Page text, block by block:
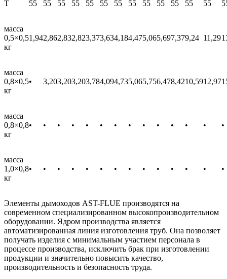
T 55 55 55 55 55 55 55 55 55 55 55 55 55
масса
0,5×0,5
кг
1,942,862,832,823,373,634,184,475,065,697,379,24 11,29
масса
0,8×0,5
кг
• 3,203,203,203,784,094,735,065,756,478,4210,5912,97
масса
0,8×0,8
кг
• • • • • • • • • • • • • •
масса
1,0×0,8
кг
• • • • • • • • • • • • • •
Элементы дымоходов AST-FLUE производятся на
современном специализированном высокопроизводительном
оборудовании. Ядром производства является
автоматизированная линия изготовления труб. Она позволяет
получать изделия с минимальным участием персонала в
процессе производства, исключить брак при изготовлении
продукции и значительно повысить качество,
производительность и безопасность труда.